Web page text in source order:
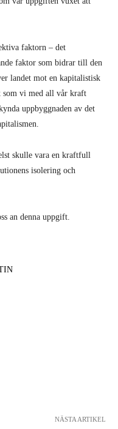
faktorn – det
faktor som bidrar till den
landet mot en kapitalistisk
som vi med all vår kraft
uppbyggnaden av det
skulle vara en kraftfull
isolering och
an denna uppgift.
NÄSTA ARTIKEL